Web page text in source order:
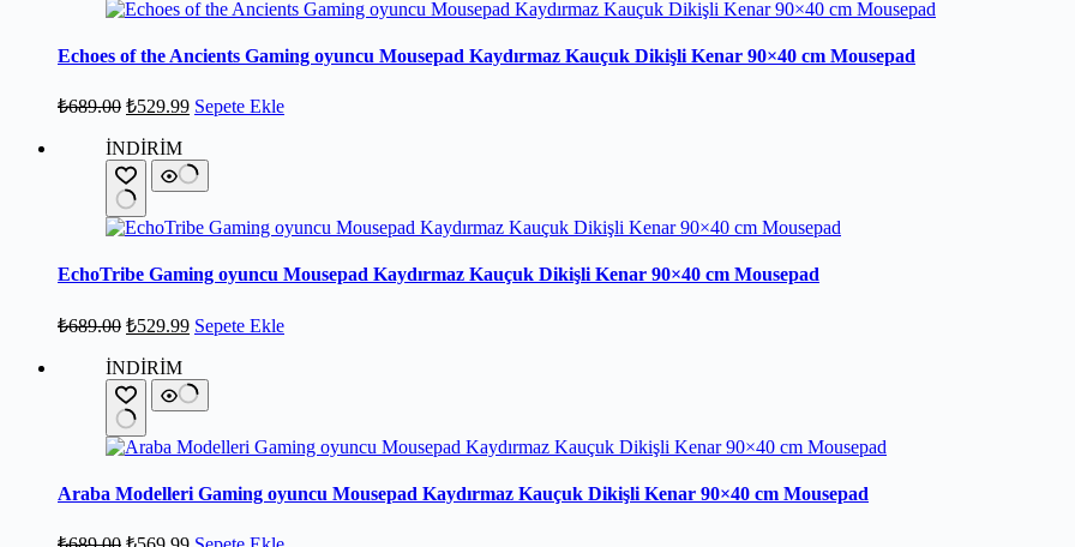
Echoes of the Ancients Gaming oyuncu Mousepad Kaydırmaz Kauçuk Dikişli Kenar 90×40 cm Mousepad
₺689.00 ₺529.99 Sepete Ekle
İNDİRİM
EchoTribe Gaming oyuncu Mousepad Kaydırmaz Kauçuk Dikişli Kenar 90×40 cm Mousepad
₺689.00 ₺529.99 Sepete Ekle
İNDİRİM
Araba Modelleri Gaming oyuncu Mousepad Kaydırmaz Kauçuk Dikişli Kenar 90×40 cm Mousepad